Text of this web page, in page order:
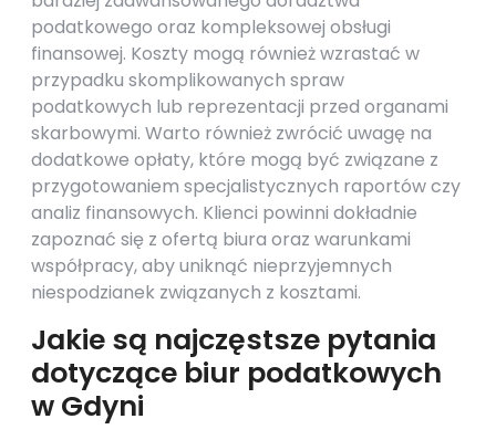
podatkowego oraz kompleksowej obsługi
finansowej. Koszty mogą również wzrastać w
przypadku skomplikowanych spraw
podatkowych lub reprezentacji przed organami
skarbowymi. Warto również zwrócić uwagę na
dodatkowe opłaty, które mogą być związane z
przygotowaniem specjalistycznych raportów czy
analiz finansowych. Klienci powinni dokładnie
zapoznać się z ofertą biura oraz warunkami
współpracy, aby uniknąć nieprzyjemnych
niespodzianek związanych z kosztami.
Jakie są najczęstsze pytania
dotyczące biur podatkowych
w Gdyni